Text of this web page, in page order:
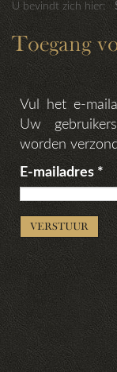
U bevindt zich hier:
Toegang
Vul het e-
Uw
worden
E-mailadres *
VERSTUUR